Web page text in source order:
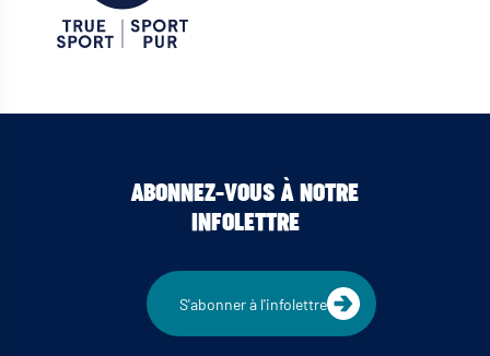
ABONNEZ-VOUS À NOTRE
INFOLETTRE
S'abonner à l'infolettre